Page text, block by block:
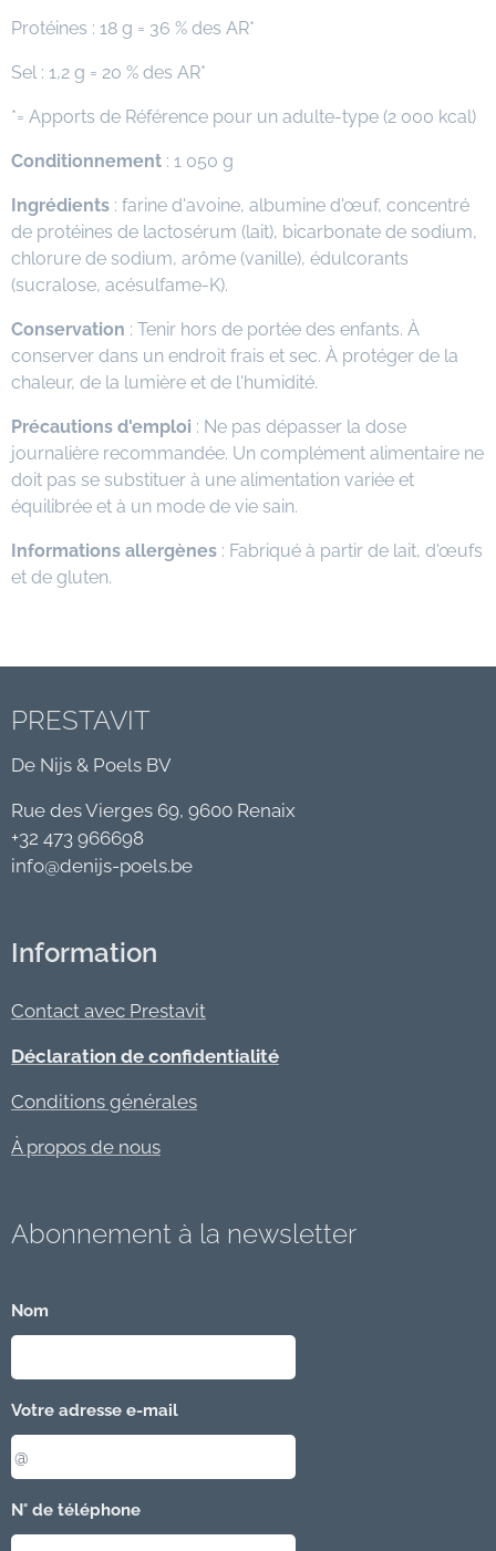
Protéines : 18 g = 36 % des AR*
Sel : 1,2 g = 20 % des AR*
*= Apports de Référence pour un adulte-type (2 000 kcal)
Conditionnement : 1 050 g
Ingrédients : farine d'avoine, albumine d'œuf, concentré
de protéines de lactosérum (lait), bicarbonate de sodium,
chlorure de sodium, arôme (vanille), édulcorants
(sucralose, acésulfame-K).
Conservation : Tenir hors de portée des enfants. À
conserver dans un endroit frais et sec. À protéger de la
chaleur, de la lumière et de l'humidité.
Précautions d'emploi : Ne pas dépasser la dose
journalière recommandée. Un complément alimentaire ne
doit pas se substituer à une alimentation variée et
équilibrée et à un mode de vie sain.
Informations allergènes : Fabriqué à partir de lait, d'œufs
et de gluten.
PRESTAVIT
De Nijs & Poels BV
Rue des Vierges 69, 9600 Renaix
+32 473 966698
info@denijs-poels.be
Information
Contact avec Prestavit
Déclaration de confidentialité
Conditions générales
À propos de nous
Abonnement à la newsletter
Nom
Votre adresse e-mail
N° de téléphone